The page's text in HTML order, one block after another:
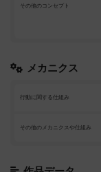
その他のコンセプト
メカニクス
行動に関する仕組み
その他のメカニクスや仕組み